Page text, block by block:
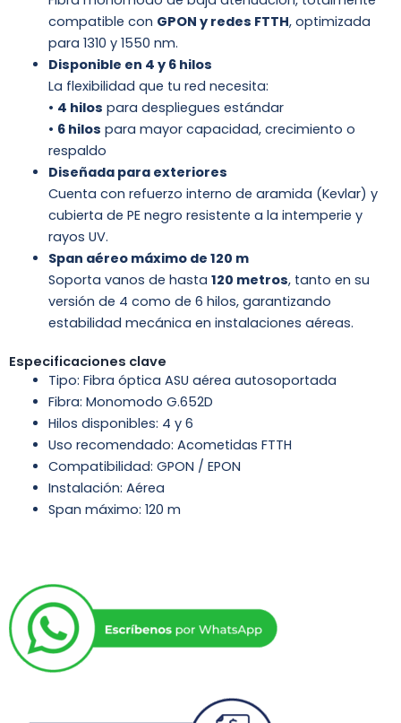
compatible con GPON y redes FTTH, optimizada
para 1310 y 1550 nm.
Disponible en 4 y 6 hilos
La flexibilidad que tu red necesita:
• 4 hilos para despliegues estándar
• 6 hilos para mayor capacidad, crecimiento o
respaldo
Diseñada para exteriores
Cuenta con refuerzo interno de aramida (Kevlar) y
cubierta de PE negro resistente a la intemperie y
rayos UV.
Span aéreo máximo de 120 m
Soporta vanos de hasta 120 metros, tanto en su
versión de 4 como de 6 hilos, garantizando
estabilidad mecánica en instalaciones aéreas.
Especificaciones clave
Tipo: Fibra óptica ASU aérea autosoportada
Fibra: Monomodo G.652D
Hilos disponibles: 4 y 6
Uso recomendado: Acometidas FTTH
Compatibilidad: GPON / EPON
Instalación: Aérea
Span máximo: 120 m